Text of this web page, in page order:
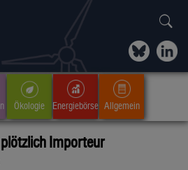
Ökologie Energiebörse Allgemein
Importeur